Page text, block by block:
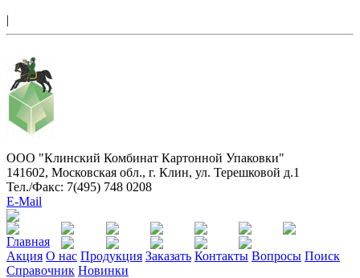
|
ООО "Клинский Комбинат Картонной Упаковки"
141602, Московская обл., г. Клин, ул. Терешковой д.1
Тел./Факс: 7(495) 748 0208
E-Mail
Акция О нас Продукция Заказать Контакты Вопросы Поиск
Справочник Новинки